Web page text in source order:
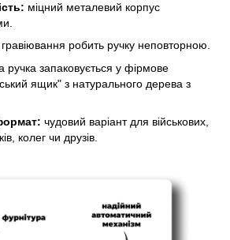
міцний металевий корпус
гравіювання робить ручку неповторною.
ручка запаковується у фірмове
ящик" з натурального дерева з
чудовий варіант для військових,
колег чи друзів.